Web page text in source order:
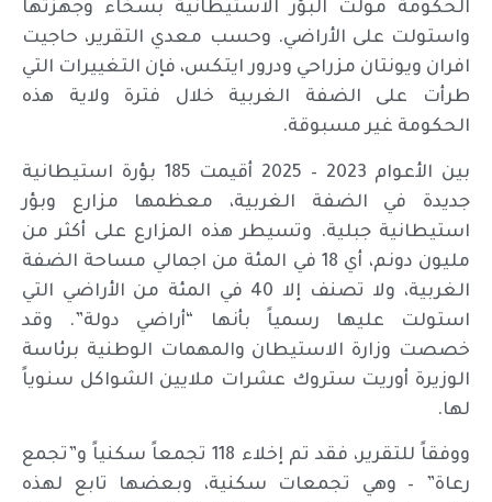
الحكومة مولت البؤر الاستيطانية بسخاء وجهزتها
واستولت على الأراضي. وحسب معدي التقرير، حاجيت
افران ويونتان مزراحي ودرور ايتكس، فإن التغييرات التي
طرأت على الضفة الغربية خلال فترة ولاية هذه
الحكومة غير مسبوقة.
بين الأعوام 2023 – 2025 أقيمت 185 بؤرة استيطانية
جديدة في الضفة الغربية، معظمها مزارع وبؤر
استيطانية جبلية. وتسيطر هذه المزارع على أكثر من
مليون دونم، أي 18 في المئة من اجمالي مساحة الضفة
الغربية، ولا تصنف إلا 40 في المئة من الأراضي التي
استولت عليها رسمياً بأنها “أراضي دولة”. وقد
خصصت وزارة الاستيطان والمهمات الوطنية برئاسة
الوزيرة أوريت ستروك عشرات ملايين الشواكل سنوياً
لها.
ووفقاً للتقرير، فقد تم إخلاء 118 تجمعاً سكنياً و”تجمع
رعاة” – وهي تجمعات سكنية، وبعضها تابع لهذه